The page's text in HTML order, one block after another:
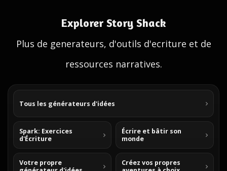
Explorer Story Shack
Plus de generateurs, d'outils d'ecriture et de
ressources narratives.
Tous les générateurs d'idées
Spark: Exercices
d'Écriture
Écrire et bâtir son
monde
Votre propre
Créez vos propres